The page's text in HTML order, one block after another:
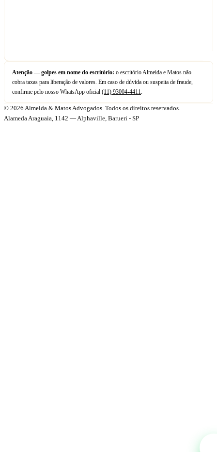
Atenção — golpes em nome do escritório: o escritório Almeida e Matos não
cobra taxas para liberação de valores. Em caso de dúvida ou suspeita de fraude,
confirme pelo nosso WhatsApp oficial (11) 93004-4411.
© 2026 Almeida & Matos Advogados. Todos os direitos reservados.
Alameda Araguaia, 1142 — Alphaville, Barueri - SP